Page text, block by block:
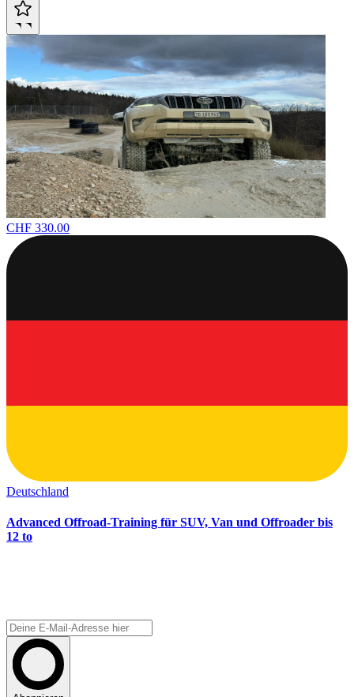
CHF 330.00
Deutschland
Advanced Offroad-Training für SUV, Van und Offroader bis
12 to